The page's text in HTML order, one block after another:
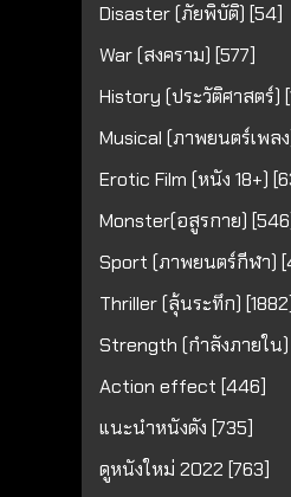
Disaster (ภัยพิบัติ) [54]
War (สงคราม) [577]
History (ประวัติศาสตร์)
Musical (ภาพยนตร์เพล
Erotic Film (หนัง 18+)
Monster(อสูรกาย)
Sport (ภาพยนตร์กีฬา)
Thriller (ลุ้นระทึก) [1882]
Strength (กำลังภายใน)
Action effect [446]
แนะนำหนังดัง [735]
ดูหนังใหม่ 2022 [763]